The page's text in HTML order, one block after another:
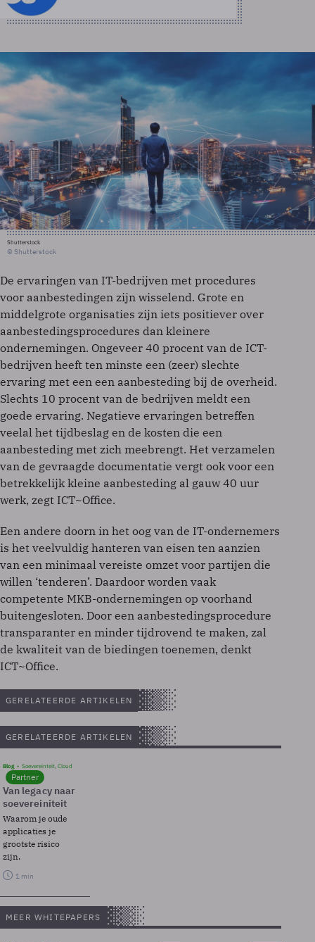
Shutterstock
© Shutterstock
De ervaringen van IT-bedrijven met procedures
voor aanbestedingen zijn wisselend. Grote en
middelgrote organisaties zijn iets positiever over
aanbestedingsprocedures dan kleinere
ondernemingen. Ongeveer 40 procent van de ICT-
bedrijven heeft ten minste een (zeer) slechte
ervaring met een een aanbesteding bij de overheid.
Slechts 10 procent van de bedrijven meldt een
goede ervaring. Negatieve ervaringen betreffen
veelal het tijdbeslag en de kosten die een
aanbesteding met zich meebrengt. Het verzamelen
van de gevraagde documentatie vergt ook voor een
betrekkelijk kleine aanbesteding al gauw 40 uur
werk, zegt ICT~Office.
Een andere doorn in het oog van de IT-ondernemers
is het veelvuldig hanteren van eisen ten aanzien
van een minimaal vereiste omzet voor partijen die
willen ‘tenderen’. Daardoor worden vaak
competente MKB-ondernemingen op voorhand
buitengesloten. Door een aanbestedingsprocedure
transparanter en minder tijdrovend te maken, zal
de kwaliteit van de biedingen toenemen, denkt
ICT~Office.
GERELATEERDE ARTIKELEN
GERELATEERDE ARTIKELEN
Blog Soevereinteit, Cloud
Partner
Van legacy naar
soevereiniteit
Waarom je oude
applicaties je
grootste risico
zijn.
1 min
MEER WHITEPAPERS